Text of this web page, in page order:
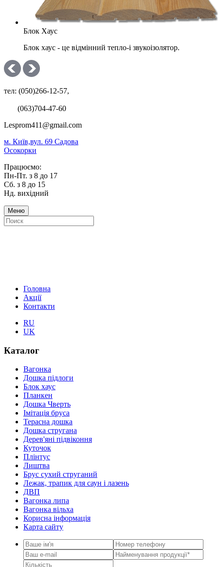
Блок Хаус
Блок хаус - це відмінний тепло-і звукоізолятор.
тел: (050)266-12-57,
(063)704-47-60
Lesprom411@gmail.com
м. Київ,вул. 69 Садова
Осокорки
Працюємо:
Пн-Пт. з 8 до 17
Сб. з 8 до 15
Нд. вихідний
Меню
Головна
Акції
Контакти
RU
UK
Каталог
Вагонка
Дошка підлоги
Блок хаус
Планкен
Дошка Чверть
Iмітація бруса
Терасна дошка
Дошка стругана
Дерев'яні підвіконня
Куточок
Плінтус
Лиштва
Брус сухий струганий
Лежак, трапик для саун і лазень
ДВП
Вагонка липа
Вагонка вільха
Корисна інформація
Карта сайту